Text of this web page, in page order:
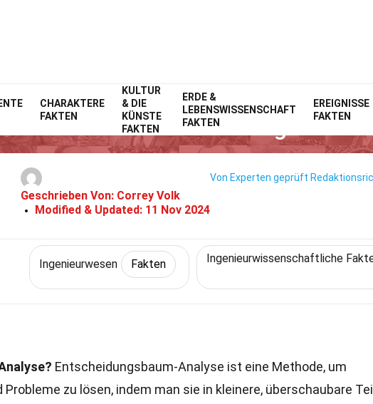
CHARAKTERE
FAKTEN
KULTUR
& DIE
KÜNSTE
FAKTEN
ERDE &
LEBENSWISSENSCHAFT
FAKTEN
EREIGNISSE
FAKTEN
Home Technik & Wissenschaften Ingenieurwesen
Fakten Über Entscheidungsbaum-
Geschrieben Von: Correy Volk
Modified & Updated: 11 Nov 2024
Von Experten geprüft
Ingenieurwesen Fakten Ingenieurwissenschaftliche
Entscheidungsbaum-Analyse ist eine Methode, um
zu lösen, indem man sie in kleinere, überschaubare